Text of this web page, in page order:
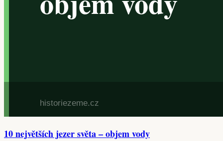
10 největších jezer světa – objem vody